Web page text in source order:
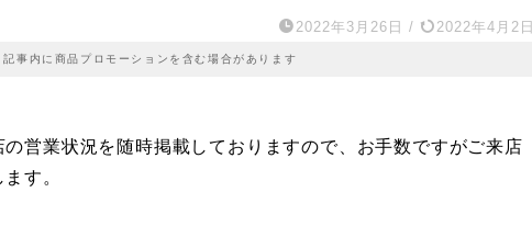
2022年3月26日 / 2022年4月2日
記事内に商品プロモーションを含む場合があります
の営業状況を随時掲載しておりますので、お手数ですがご来店
す。